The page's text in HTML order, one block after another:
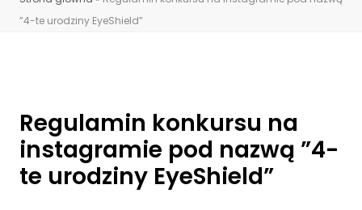
”4-te urodziny EyeShield”
Regulamin konkursu na
instagramie pod nazwą ”4-
te urodziny EyeShield”